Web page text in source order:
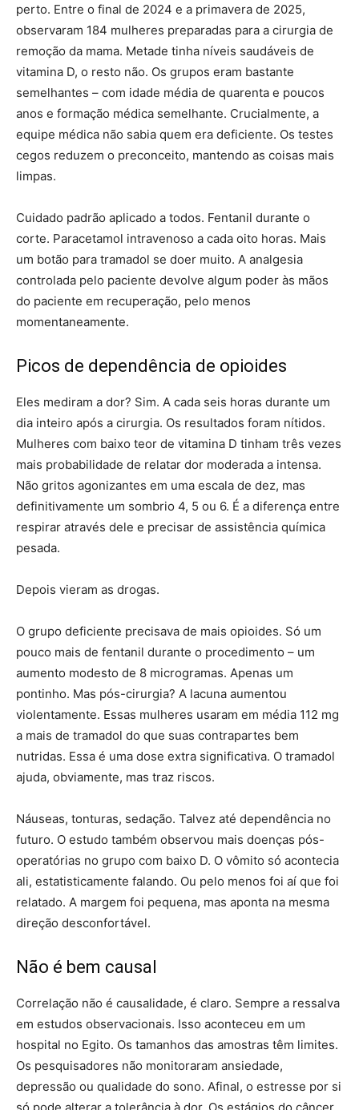
perto. Entre o final de 2024 e a primavera de 2025,
observaram 184 mulheres preparadas para a cirurgia de
remoção da mama. Metade tinha níveis saudáveis ​​de
vitamina D, o resto não. Os grupos eram bastante
semelhantes – com idade média de quarenta e poucos
anos e formação médica semelhante. Crucialmente, a
equipe médica não sabia quem era deficiente. Os testes
cegos reduzem o preconceito, mantendo as coisas mais
limpas.
Cuidado padrão aplicado a todos. Fentanil durante o
corte. Paracetamol intravenoso a cada oito horas. Mais
um botão para tramadol se doer muito. A analgesia
controlada pelo paciente devolve algum poder às mãos
do paciente em recuperação, pelo menos
momentaneamente.
Picos de dependência de opioides
Eles mediram a dor? Sim. A cada seis horas durante um
dia inteiro após a cirurgia. Os resultados foram nítidos.
Mulheres com baixo teor de vitamina D tinham três vezes
mais probabilidade de relatar dor moderada a intensa.
Não gritos agonizantes em uma escala de dez, mas
definitivamente um sombrio 4, 5 ou 6. É a diferença entre
respirar através dele e precisar de assistência química
pesada.
Depois vieram as drogas.
O grupo deficiente precisava de mais opioides. Só um
pouco mais de fentanil durante o procedimento – um
aumento modesto de 8 microgramas. Apenas um
pontinho. Mas pós-cirurgia? A lacuna aumentou
violentamente. Essas mulheres usaram em média 112 mg
a mais de tramadol do que suas contrapartes bem
nutridas. Essa é uma dose extra significativa. O tramadol
ajuda, obviamente, mas traz riscos.
Náuseas, tonturas, sedação. Talvez até dependência no
futuro. O estudo também observou mais doenças pós-
operatórias no grupo com baixo D. O vômito só acontecia
ali, estatisticamente falando. Ou pelo menos foi aí que foi
relatado. A margem foi pequena, mas aponta na mesma
direção desconfortável.
Não é bem causal
Correlação não é causalidade, é claro. Sempre a ressalva
em estudos observacionais. Isso aconteceu em um
hospital no Egito. Os tamanhos das amostras têm limites.
Os pesquisadores não monitoraram ansiedade,
depressão ou qualidade do sono. Afinal, o estresse por si